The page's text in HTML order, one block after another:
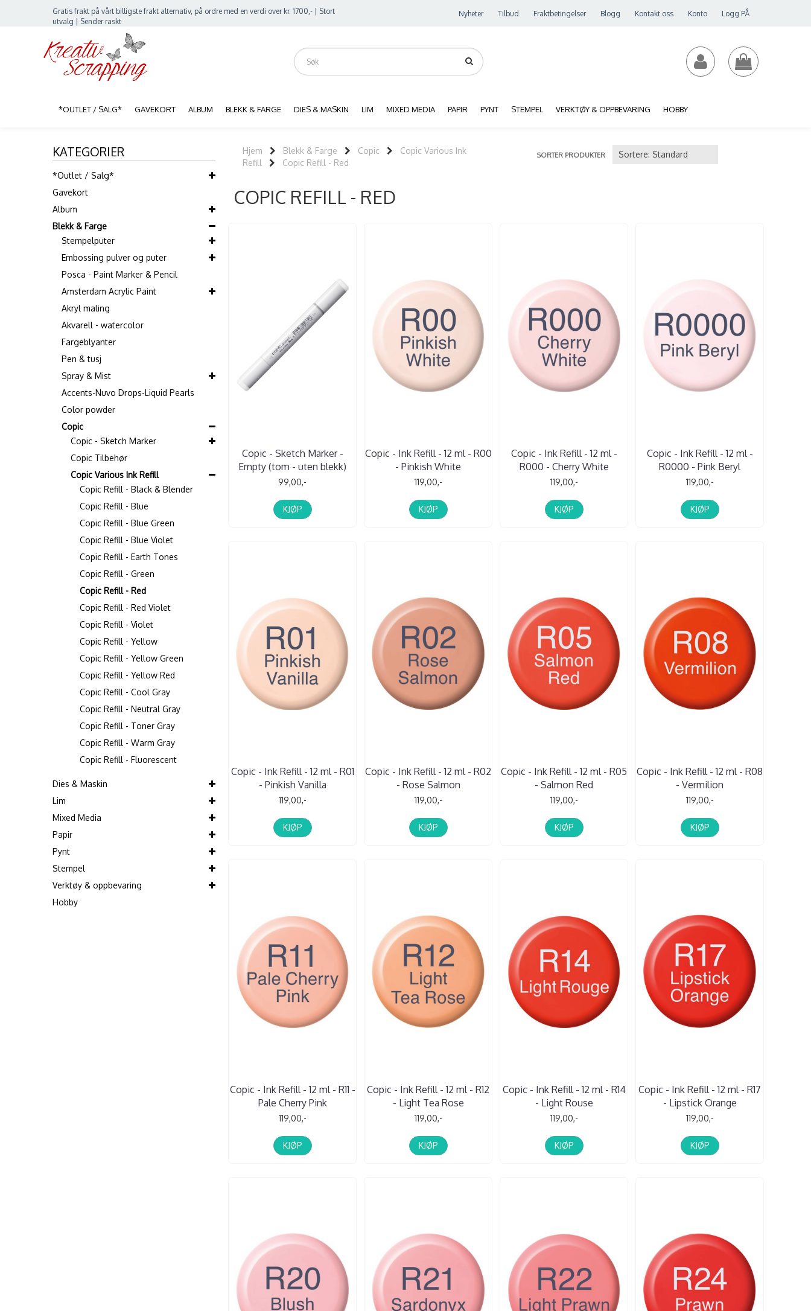
Gratis frakt på vårt billigste frakt alternativ, på ordre med en verdi over kr. 1700,- | Stort
utvalg | Sender raskt
Nyheter Tilbud Fraktbetingelser Blogg Kontakt oss Konto Logg PÅ
*OUTLET / SALG* GAVEKORT ALBUM BLEKK & FARGE DIES & MASKIN LIM MIXED MEDIA PAPIR PYNT STEMPEL VERKTØY & OPPBEVARING HOBBY
KATEGORIER
*Outlet / Salg*
Gavekort
Album
Blekk & Farge
Stempelputer
Embossing pulver og puter
Posca - Paint Marker & Pencil
Amsterdam Acrylic Paint
Akryl maling
Akvarell - watercolor
Fargeblyanter
Pen & tusj
Spray & Mist
Accents-Nuvo Drops-Liquid Pearls
Color powder
Copic
Copic - Sketch Marker
Copic Tilbehør
Copic Various Ink Refill
Copic Refill - Black & Blender
Copic Refill - Blue
Copic Refill - Blue Green
Copic Refill - Blue Violet
Copic Refill - Earth Tones
Copic Refill - Green
Copic Refill - Red
Copic Refill - Red Violet
Copic Refill - Violet
Copic Refill - Yellow
Copic Refill - Yellow Green
Copic Refill - Yellow Red
Copic Refill - Cool Gray
Copic Refill - Neutral Gray
Copic Refill - Toner Gray
Copic Refill - Warm Gray
Copic Refill - Fluorescent
Dies & Maskin
Lim
Mixed Media
Papir
Pynt
Stempel
Verktøy & oppbevaring
Hobby
Hjem Blekk & Farge Copic
Copic Various Ink
Refill
Copic Refill - Red
SORTER PRODUKTER
COPIC REFILL - RED
Copic - Sketch Marker -
Empty (tom - uten blekk)
99,00,-
KJØP
Copic - Ink Refill - 12 ml - R00
- Pinkish White
119,00,-
KJØP
Copic - Ink Refill - 12 ml -
R000 - Cherry White
119,00,-
KJØP
Copic - Ink Refill - 12 ml -
R0000 - Pink Beryl
119,00,-
KJØP
Copic - Ink Refill - 12 ml - R01
- Pinkish Vanilla
119,00,-
KJØP
Copic - Ink Refill - 12 ml - R02
- Rose Salmon
119,00,-
KJØP
Copic - Ink Refill - 12 ml - R05
- Salmon Red
119,00,-
KJØP
Copic - Ink Refill - 12 ml - R08
- Vermilion
119,00,-
KJØP
Copic - Ink Refill - 12 ml - R11 -
Pale Cherry Pink
119,00,-
KJØP
Copic - Ink Refill - 12 ml - R12
- Light Tea Rose
119,00,-
KJØP
Copic - Ink Refill - 12 ml - R14
- Light Rouse
119,00,-
KJØP
Copic - Ink Refill - 12 ml - R17
- Lipstick Orange
119,00,-
KJØP